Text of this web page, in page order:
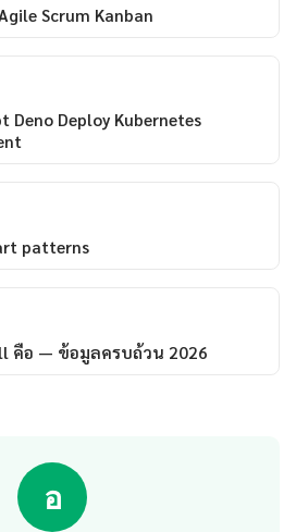
Scrum Kanban
Deno Deploy Kubernetes
patterns
คือ — ข้อมูลครบถ้วน 2026
อ